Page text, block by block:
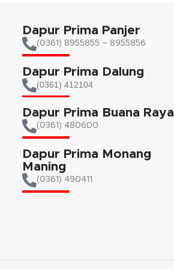
Dapur Prima Panjer
(0361) 8955855 – 8955856​
Dapur Prima Dalung
(0361) 412104
Dapur Prima Buana Raya
(0361) 480600
Dapur Prima Monang
Maning
(0361) 490411​